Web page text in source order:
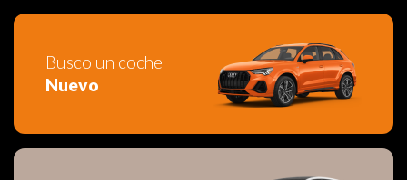
Busco un coche
Nuevo